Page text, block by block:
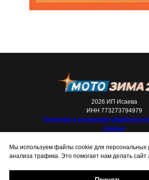
2026 ИП Исаева
ИНН 773273794979
Политика в отношении обработки
данных
Мы используем файлы cookie для персональных
анализа трафика. Это помогает нам делать сайт